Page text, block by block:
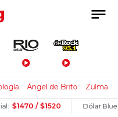
Ángel de Brito Zulma
$1470 / $1520 Dólar Blue: